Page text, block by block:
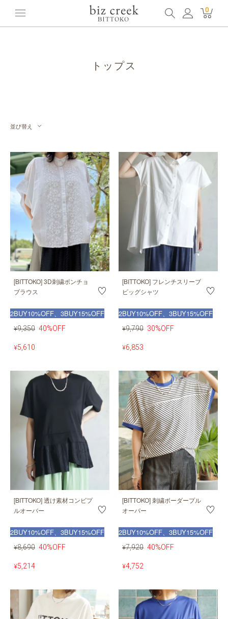
0
トップス
トップス
並び替え
[BITTOKO] 3D刺繍ポンチョ
ブラウス
2BUY10%OFF、3BUY15%OFF
¥9,350 40%OFF
¥5,610
[BITTOKO] フレンチスリーブ
ビッグシャツ
2BUY10%OFF、3BUY15%OFF
¥9,790 30%OFF
¥6,853
[BITTOKO] 透け素材コンビプ
ルオーバー
2BUY10%OFF、3BUY15%OFF
¥8,690 40%OFF
¥5,214
[BITTOKO] 刺繍ボーダープル
オーバー
2BUY10%OFF、3BUY15%OFF
¥7,920 40%OFF
¥4,752